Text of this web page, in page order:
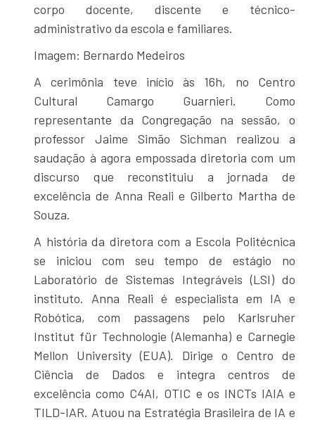
corpo docente, discente e técnico-
administrativo da escola e familiares.
Imagem: Bernardo Medeiros
A cerimônia teve início às 16h, no Centro
Cultural Camargo Guarnieri. Como
representante da Congregação na sessão, o
professor Jaime Simão Sichman realizou a
saudação à agora empossada diretoria com um
discurso que reconstituiu a jornada de
excelência de Anna Reali e Gilberto Martha de
Souza.
A história da diretora com a Escola Politécnica
se iniciou com seu tempo de estágio no
Laboratório de Sistemas Integráveis (LSI) do
instituto. Anna Reali é especialista em IA e
Robótica, com passagens pelo Karlsruher
Institut für Technologie (Alemanha) e Carnegie
Mellon University (EUA). Dirige o Centro de
Ciência de Dados e integra centros de
excelência como C4AI, OTIC e os INCTs IAIA e
TILD-IAR. Atuou na Estratégia Brasileira de IA e